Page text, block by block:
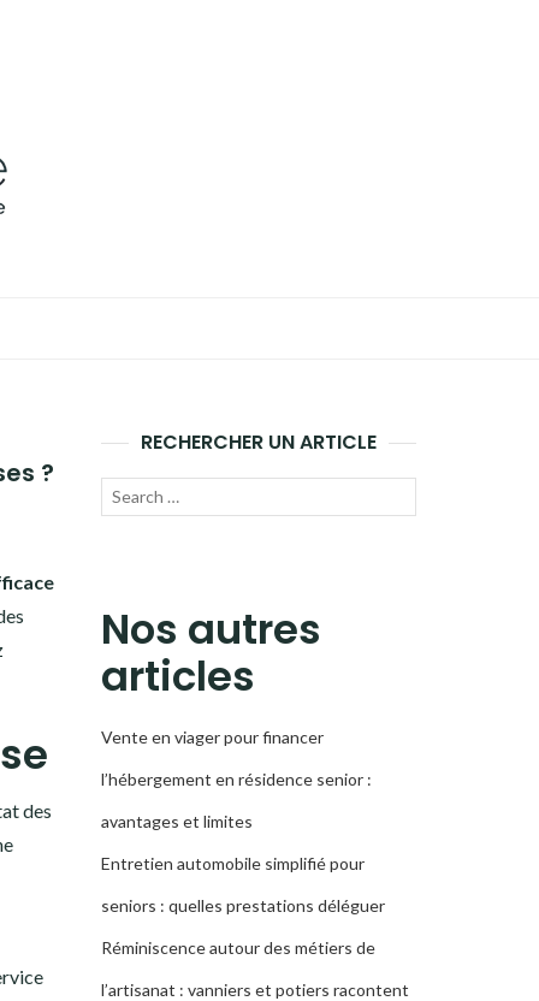
?
des
RECHERCHER UN ARTICLE
Recherche
Nos autres
articles
Vente en viager pour financer
l’hébergement en résidence senior :
avantages et limites
Entretien automobile simplifié pour
seniors : quelles prestations déléguer
Réminiscence autour des métiers de
l’artisanat : vanniers et potiers racontent